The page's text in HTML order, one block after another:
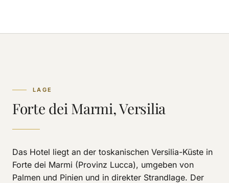
LAGE
Forte dei Marmi, Versilia
Das Hotel liegt an der toskanischen Versilia-Küste in
Forte dei Marmi (Provinz Lucca), umgeben von
Palmen und Pinien und in direkter Strandlage. Der